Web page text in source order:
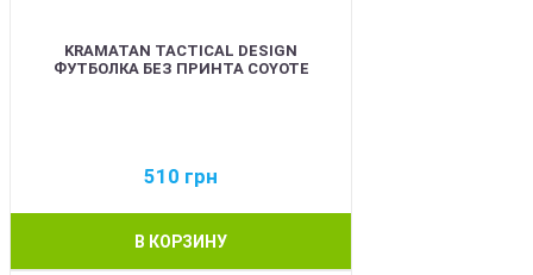
KRAMATAN TACTICAL DESIGN
ФУТБОЛКА БЕЗ ПРИНТА COYOTE
510 грн
В КОРЗИНУ